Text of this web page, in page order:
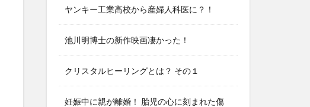
ヤンキー工業高校から産婦人科医に？！
池川明博士の新作映画凄かった！
クリスタルヒーリングとは？ その１
妊娠中に親が離婚！ 胎児の心に刻まれた傷